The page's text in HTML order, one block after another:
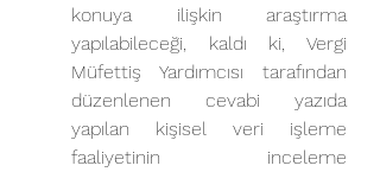
konuya ilişkin araştırma
yapılabileceği, kaldı ki, Vergi
Müfettiş Yardımcısı tarafından
düzenlenen cevabi yazıda
yapılan kişisel veri işleme
faaliyetinin inceleme